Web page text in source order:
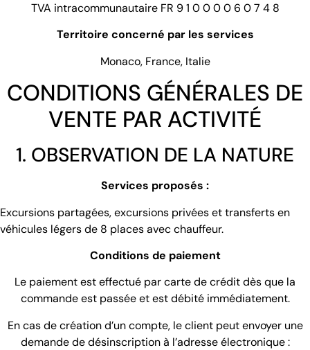
TVA intracommunautaire FR 9 1 0 0 0 0 6 0 7 4 8
Territoire concerné par les services
Monaco, France, Italie
CONDITIONS GÉNÉRALES DE
VENTE PAR ACTIVITÉ
1. OBSERVATION DE LA NATURE
Services proposés :
Excursions partagées, excursions privées et transferts en
véhicules légers de 8 places avec chauffeur.
Conditions de paiement
Le paiement est effectué par carte de crédit dès que la
commande est passée et est débité immédiatement.
En cas de création d’un compte, le client peut envoyer une
demande de désinscription à l’adresse électronique :